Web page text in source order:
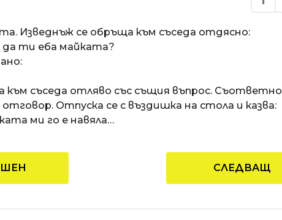
Изведнъж се обръща към съседа отдясно:
да ти еба майката?
съседа отляво със същия въпрос. Съответно
Отпуска се с въздишка на стола и казва:
ми го е навяла…
СЛЕДВАЩ